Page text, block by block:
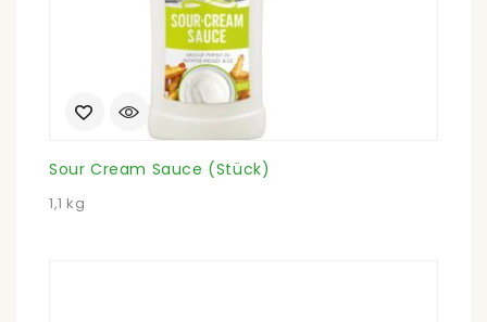
Sour Cream Sauce (Stück)
1,1 kg